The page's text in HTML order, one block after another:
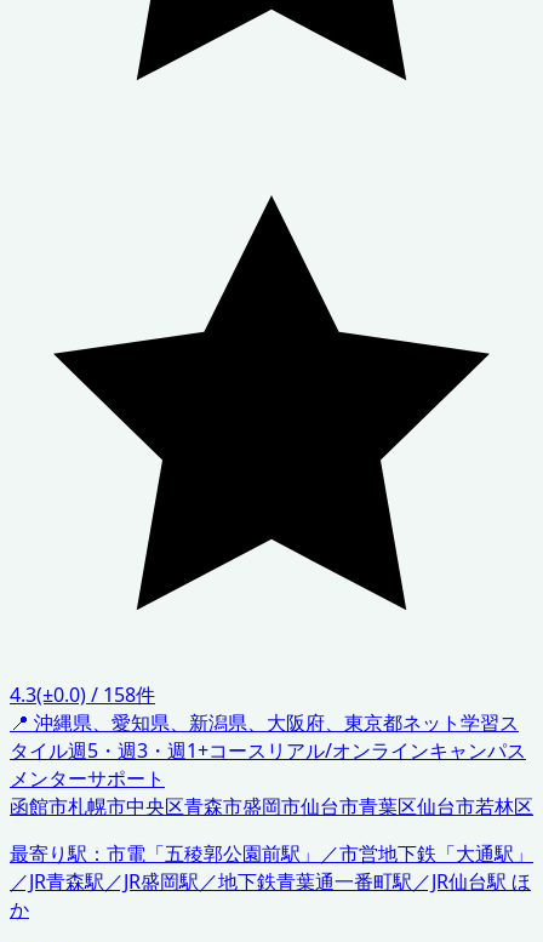
4.3(±0.0)/ 158件
📍 沖縄県、愛知県、新潟県、大阪府、東京都ネット学習ス
タイル週5・週3・週1+コース リアル/オンラインキャンパス
メンターサポート
函館市札幌市中央区青森市盛岡市仙台市青葉区仙台市若林区
最寄り駅： 市電「五稜郭公園前駅」／市営地下鉄「大通駅」
／JR青森駅／JR盛岡駅／地下鉄青葉通一番町駅／JR仙台駅 ほ
か